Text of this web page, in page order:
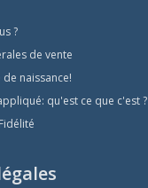
?
de vente
naissance!
qu'est ce que c'est ?